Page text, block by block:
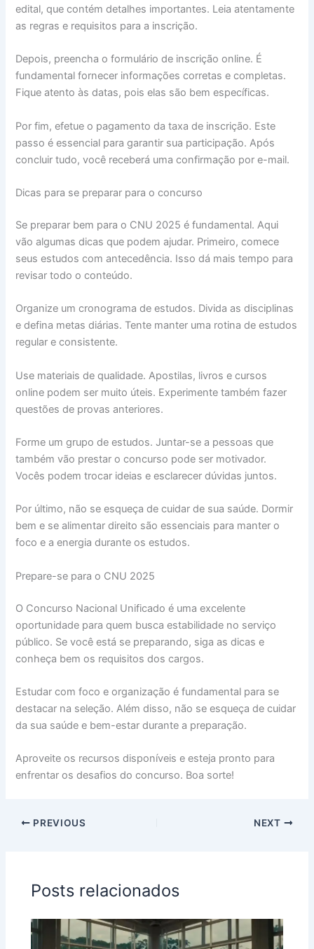
edital, que contém detalhes importantes. Leia atentamente
as regras e requisitos para a inscrição.
Depois, preencha o formulário de inscrição online. É
fundamental fornecer informações corretas e completas.
Fique atento às datas, pois elas são bem específicas.
Por fim, efetue o pagamento da taxa de inscrição. Este
passo é essencial para garantir sua participação. Após
concluir tudo, você receberá uma confirmação por e-mail.
Dicas para se preparar para o concurso
Se preparar bem para o CNU 2025 é fundamental. Aqui
vão algumas dicas que podem ajudar. Primeiro, comece
seus estudos com antecedência. Isso dá mais tempo para
revisar todo o conteúdo.
Organize um cronograma de estudos. Divida as disciplinas
e defina metas diárias. Tente manter uma rotina de estudos
regular e consistente.
Use materiais de qualidade. Apostilas, livros e cursos
online podem ser muito úteis. Experimente também fazer
questões de provas anteriores.
Forme um grupo de estudos. Juntar-se a pessoas que
também vão prestar o concurso pode ser motivador.
Vocês podem trocar ideias e esclarecer dúvidas juntos.
Por último, não se esqueça de cuidar de sua saúde. Dormir
bem e se alimentar direito são essenciais para manter o
foco e a energia durante os estudos.
Prepare-se para o CNU 2025
O Concurso Nacional Unificado é uma excelente
oportunidade para quem busca estabilidade no serviço
público. Se você está se preparando, siga as dicas e
conheça bem os requisitos dos cargos.
Estudar com foco e organização é fundamental para se
destacar na seleção. Além disso, não se esqueça de cuidar
da sua saúde e bem-estar durante a preparação.
Aproveite os recursos disponíveis e esteja pronto para
enfrentar os desafios do concurso. Boa sorte!
PREVIOUS NEXT
Posts relacionados